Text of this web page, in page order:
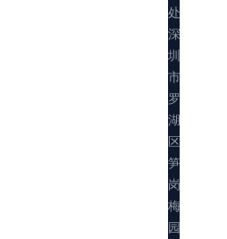
处：
深
圳
市
罗
湖
区
笋
岗
梅
园